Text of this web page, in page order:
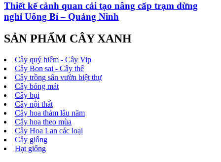
Thiết kế cảnh quan cải tạo nâng cấp trạm dừng
nghỉ Uông Bí – Quảng Ninh
SẢN PHẨM CÂY XANH
Cây quý hiếm - Cây Vip
Cây Bon sai - Cây thế
Cây trồng sân vườn biệt thự
Cây bóng mát
Cây bụi
Cây nội thất
Cây hoa thảm lâu năm
Cây hoa theo mùa
Cây Hoa Lan các loại
Cây giống
Hạt giống